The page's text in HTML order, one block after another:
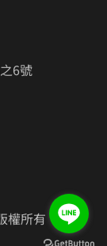
6號
權所有